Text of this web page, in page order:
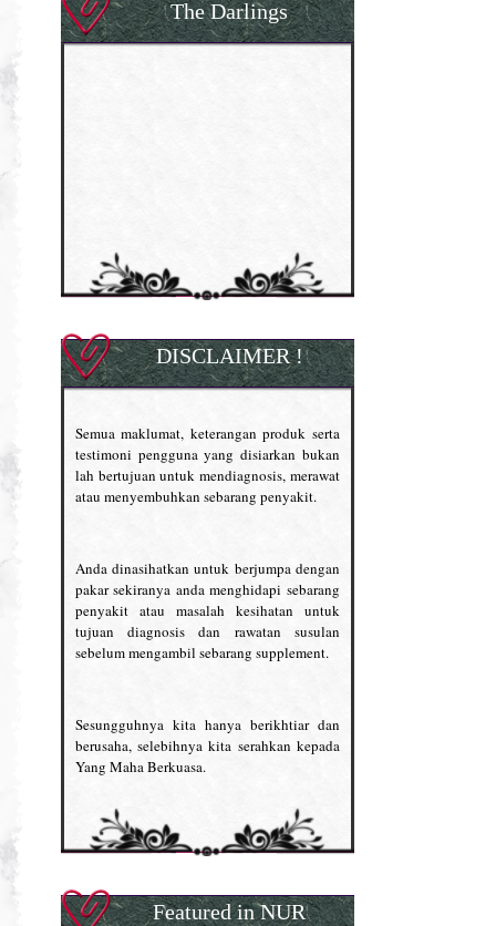
The Darlings
DISCLAIMER !
Semua maklumat, keterangan produk serta
testimoni pengguna yang disiarkan bukan
lah bertujuan untuk mendiagnosis, merawat
atau menyembuhkan sebarang penyakit.
Anda dinasihatkan untuk berjumpa dengan
pakar sekiranya anda menghidapi sebarang
penyakit atau masalah kesihatan untuk
tujuan diagnosis dan rawatan susulan
sebelum mengambil sebarang supplement.
Sesungguhnya kita hanya berikhtiar dan
berusaha, selebihnya kita serahkan kepada
Yang Maha Berkuasa.
Featured in NUR